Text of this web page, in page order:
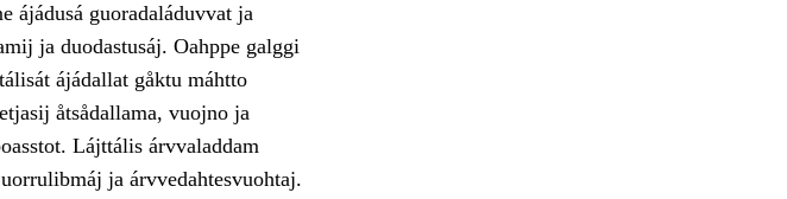
ájádusá guoradaláduvvat ja
ja duodastusáj. Oahppe galggi
ájádallat gåktu máhtto
åtsådallama, vuojno ja
Lájttális árvvaladdam
ja árvvedahtesvuohtaj.